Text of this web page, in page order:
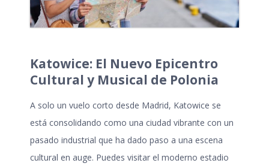
Katowice: El Nuevo Epicentro
Cultural y Musical de Polonia
A solo un vuelo corto desde Madrid, Katowice se
está consolidando como una ciudad vibrante con un
pasado industrial que ha dado paso a una escena
cultural en auge. Puedes visitar el moderno estadio